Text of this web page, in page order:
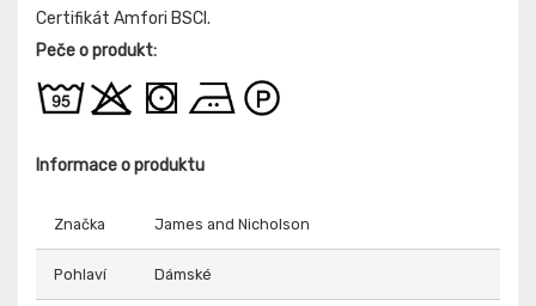
Certifikát Amfori BSCI.
Peče o produkt:
Informace o produktu
Značka James and Nicholson
Pohlaví Dámské